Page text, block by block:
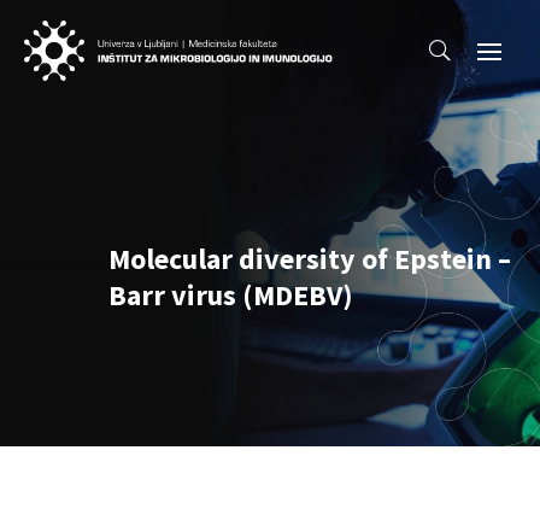
Molecular diversity of Epstein –
Barr virus (MDEBV)